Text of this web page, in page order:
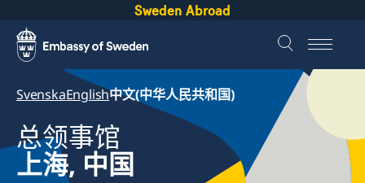
Sweden Abroad
SvenskaEnglish中文(中华人民共和国)
总领事馆
上海, 中国